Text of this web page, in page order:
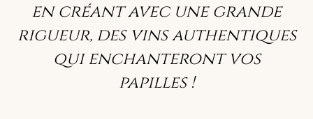
en créant avec une grande
rigueur, des vins authentiques
qui enchanteront vos
papilles !